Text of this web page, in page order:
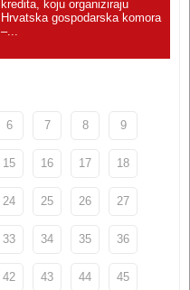
kredita, koju organiziraju
Hrvatska gospodarska komora
–...
6 7 8 9
15 16 17 18
24 25 26 27
33 34 35 36
42 43 44 45